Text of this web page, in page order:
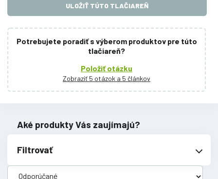
ULOŽIŤ TÚTO TLAČIAREŇ
Potrebujete poradiť s výberom produktov pre túto
tlačiareň?
Položiť otázku
Zobraziť 5 otázok a 5 článkov
Aké produkty Vás zaujímajú?
Filtrovať